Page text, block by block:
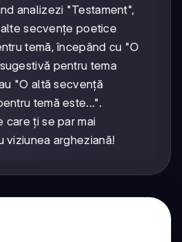
analizezi "Testament",
secvențe poetice
temă, începând cu "O
pentru tema
"O altă secvență
temă este...".
ți se par mai
viziunea argheziană!